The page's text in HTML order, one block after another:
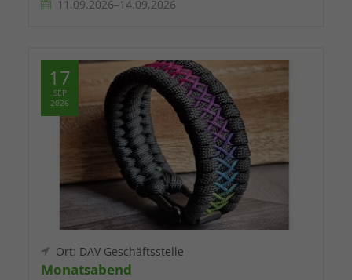
11.09.2026–14.09.2026
17
SEP
2026
Ort: DAV Geschäftsstelle
Monatsabend